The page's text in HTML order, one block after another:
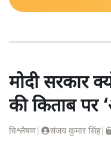
मोदी सरकार
की किताब पर
विश्लेषण| संजय कुमार सिंह|